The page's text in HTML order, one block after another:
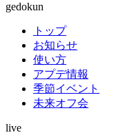
gedokun
トップ
お知らせ
使い方
アプデ情報
季節イベント
未来オフ会
live